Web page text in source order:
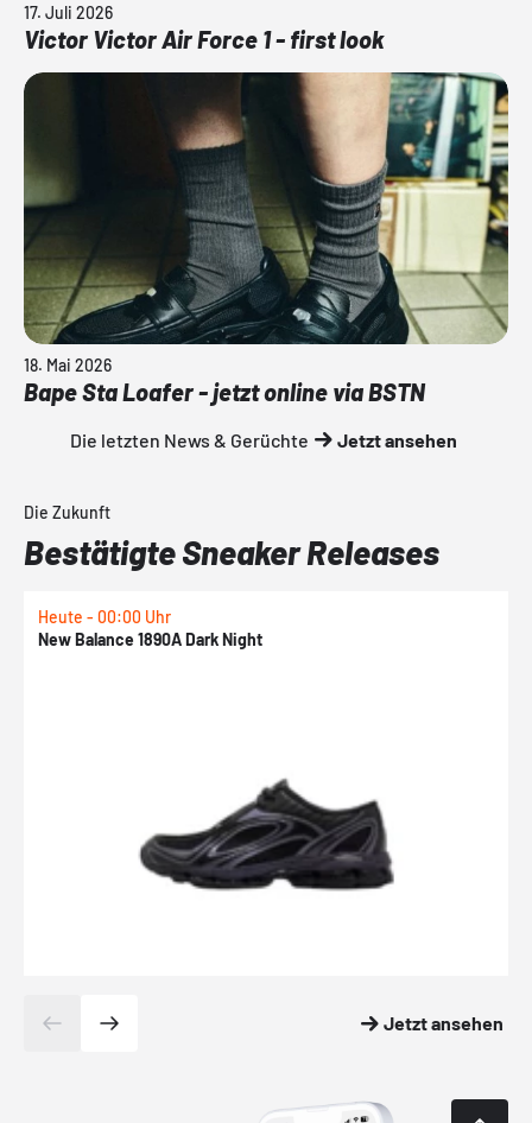
17. Juli 2026
Victor Victor Air Force 1 - first look
18. Mai 2026
Bape Sta Loafer - jetzt online via BSTN
Die letzten News & Gerüchte Jetzt ansehen
Die Zukunft
Bestätigte Sneaker Releases
Heute - 00:00 Uhr
New Balance 1890A Dark Night
Jetzt ansehen